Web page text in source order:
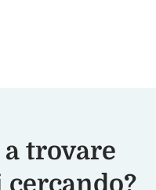
trovare
cercando?